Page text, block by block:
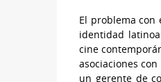
El problema con
identidad
cine
asociaciones
un gerente de